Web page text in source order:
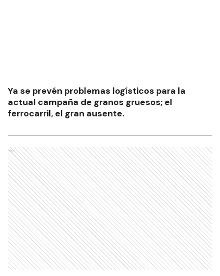
Ya se prevén problemas logísticos para la
actual campaña de granos gruesos; el
ferrocarril, el gran ausente.
Ads